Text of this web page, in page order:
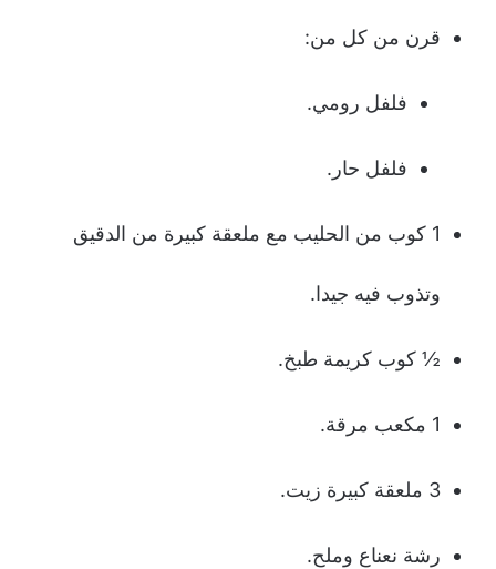
قرن من كل من:
فلفل رومي.
فلفل حار.
1 كوب من الحليب مع ملعقة كبيرة من الدقيق
وتذوب فيه جيدا.
½ كوب كريمة طبخ.
1 مكعب مرقة.
3 ملعقة كبيرة زيت.
رشة نعناع وملح.